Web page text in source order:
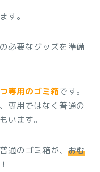
す。
必要なグッズを準備
専用のゴミ箱です。
専用ではなく普通の
います。
通のゴミ箱が、 おむ
！